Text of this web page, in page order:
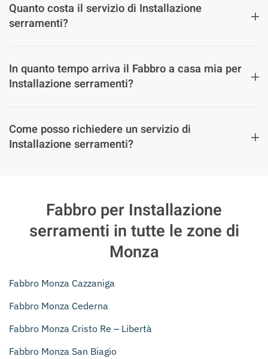
Quanto costa il servizio di Installazione
serramenti?
In quanto tempo arriva il Fabbro a casa mia per
Installazione serramenti?
Come posso richiedere un servizio di
Installazione serramenti?
Fabbro per Installazione
serramenti in tutte le zone di
Monza
Fabbro Monza Cazzaniga
Fabbro Monza Cederna
Fabbro Monza Cristo Re – Libertà
Fabbro Monza San Biagio